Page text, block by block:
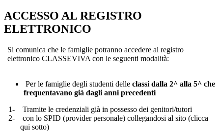
ACCESSO AL REGISTRO
ELETTRONICO
Si comunica che le famiglie potranno accedere al registro
elettronico CLASSEVIVA con le seguenti modalità:
Per le famiglie degli studenti delle classi dalla 2^ alla 5^ che
frequentavano già dagli anni precedenti
1-
Tramite le credenziali già in possesso dei genitori/tutori
2-
con lo SPID (provider personale) collegandosi al sito (clicca
qui sotto)